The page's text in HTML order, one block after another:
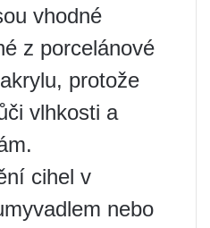
vhodné
z porcelánové
protože
vlhkosti a
cihel v
nebo